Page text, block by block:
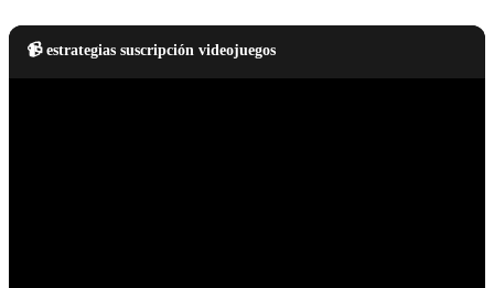
📹 estrategias suscripción videojuegos